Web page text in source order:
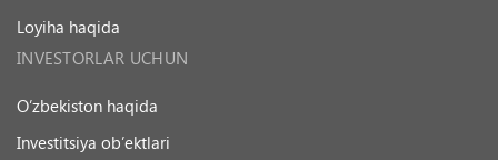
Loyiha haqida
INVESTORLAR UCHUN
O’zbekiston haqida
Investitsiya ob’ektlari